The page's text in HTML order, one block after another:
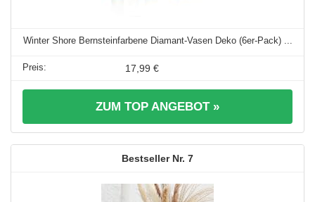
Winter Shore Bernsteinfarbene Diamant-Vasen Deko (6er-Pack) ...
17,99 €
ZUM TOP ANGEBOT »
7